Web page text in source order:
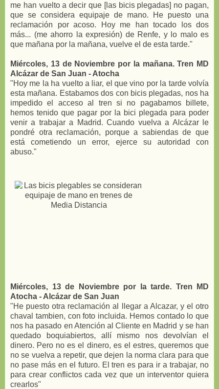
me han vuelto a decir que [las bicis plegadas] no pagan,
que se considera equipaje de mano. He puesto una
reclamación por acoso. Hoy me han tocado los dos
más... (me ahorro la expresión) de Renfe, y lo malo es
que mañana por la mañana, vuelve el de esta tarde."
Miércoles, 13 de Noviembre por la mañana. Tren MD
Alcázar de San Juan - Atocha
"Hoy me la ha vuelto a liar, el que vino por la tarde volvía
esta mañana. Estabamos dos con bicis plegadas, nos ha
impedido el acceso al tren si no pagabamos billete,
hemos tenido que pagar por la bici plegada para poder
venir a trabajar a Madrid. Cuando vuelva a Alcázar le
pondré otra reclamación, porque a sabiendas de que
está cometiendo un error, ejerce su autoridad con
abuso."
Miércoles, 13 de Noviembre por la tarde. Tren MD
Atocha - Alcázar de San Juan
"He puesto otra reclamación al llegar a Alcazar, y el otro
chaval tambien, con foto incluida. Hemos contado lo que
nos ha pasado en Atención al Cliente en Madrid y se han
quedado boquiabiertos, allí mismo nos devolvían el
dinero. Pero no es el dinero, es el estres, queremos que
no se vuelva a repetir, que dejen la norma clara para que
no pase más en el futuro. El tren es para ir a trabajar, no
para crear conflictos cada vez que un interventor quiera
crearlos"